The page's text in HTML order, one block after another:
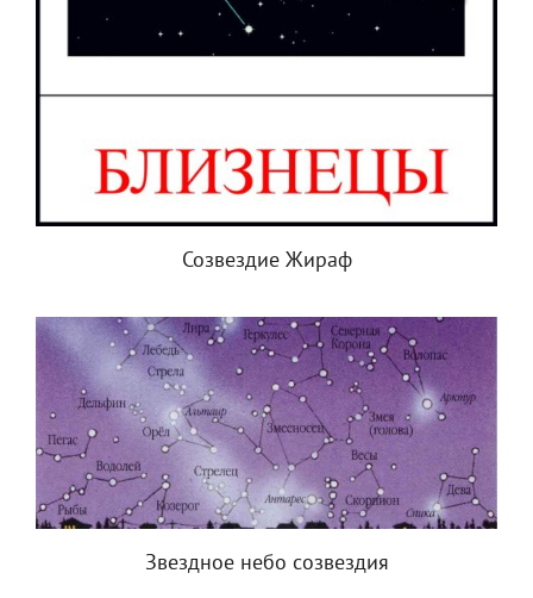
Созвездие Жираф
Звездное небо созвездия